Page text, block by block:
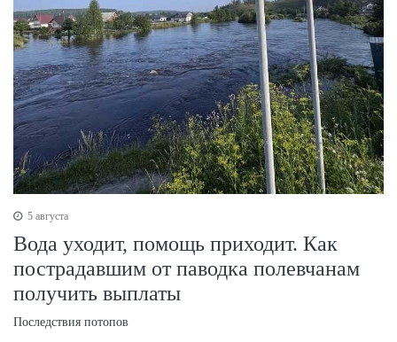
5 августа
Вода уходит, помощь приходит. Как
пострадавшим от паводка полевчанам
получить выплаты
Последствия потопов